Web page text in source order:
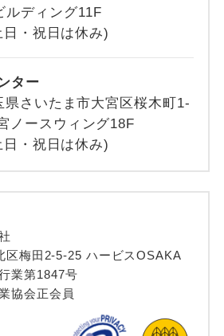
ルディング11F
・祝日は休み)
ター
県さいたま市大宮区桜木町1-
ノースウィング18F
・祝日は休み)
区梅田2-5-25 ハービスOSAKA
業第1847号
協会正会員